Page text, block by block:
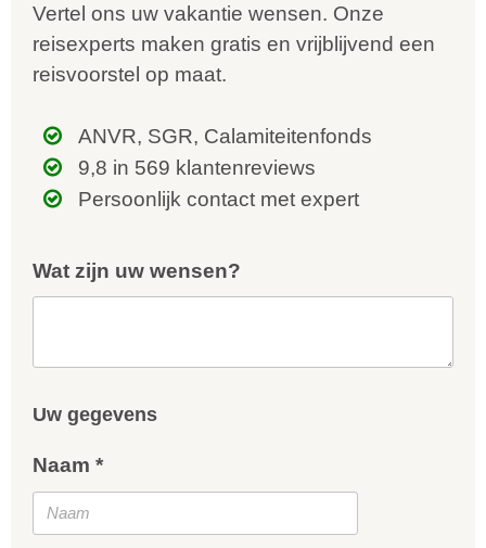
Vertel ons uw vakantie wensen. Onze
reisexperts maken gratis en vrijblijvend een
reisvoorstel op maat.
ANVR, SGR, Calamiteitenfonds
9,8 in 569 klantenreviews
Persoonlijk contact met expert
Wat zijn uw wensen?
Uw gegevens
Naam *